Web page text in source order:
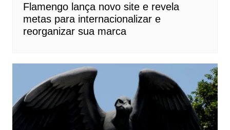
Flamengo lança novo site e revela
metas para internacionalizar e
reorganizar sua marca